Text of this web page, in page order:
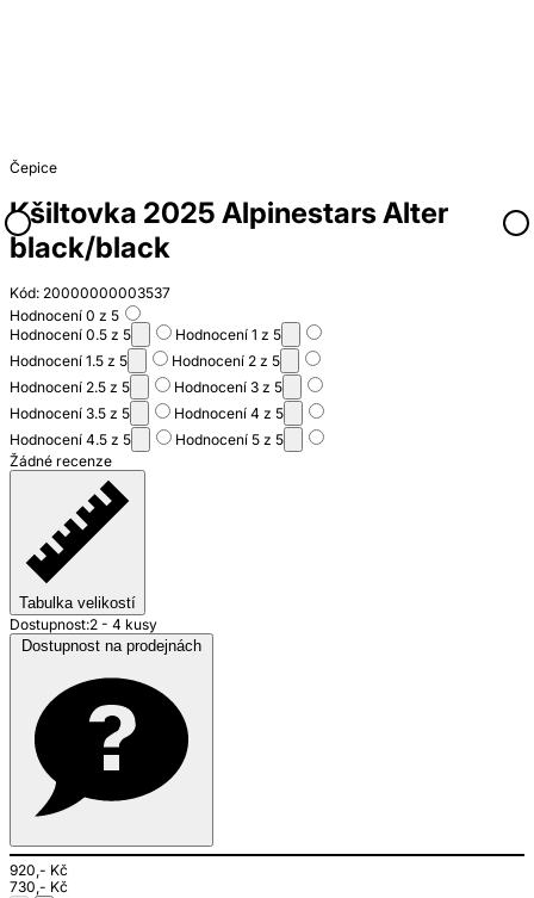
Čepice
Kšiltovka 2025 Alpinestars Alter
black/black
Kód: 20000000003537
Hodnocení 0 z 5
Hodnocení 0.5 z 5
Hodnocení 1 z 5
Hodnocení 1.5 z 5
Hodnocení 2 z 5
Hodnocení 2.5 z 5
Hodnocení 3 z 5
Hodnocení 3.5 z 5
Hodnocení 4 z 5
Hodnocení 4.5 z 5
Hodnocení 5 z 5
Žádné recenze
Tabulka velikostí
Dostupnost:2 - 4 kusy
920,- Kč
730,- Kč